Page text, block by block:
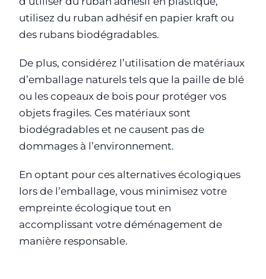
utilisez du ruban adhésif en papier kraft ou
des rubans biodégradables.
De plus, considérez l’utilisation de matériaux
d’emballage naturels tels que la paille de blé
ou les copeaux de bois pour protéger vos
objets fragiles. Ces matériaux sont
biodégradables et ne causent pas de
dommages à l’environnement.
En optant pour ces alternatives écologiques
lors de l’emballage, vous minimisez votre
empreinte écologique tout en
accomplissant votre déménagement de
manière responsable.